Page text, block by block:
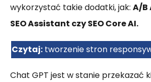
wykorzystać takie dodatki, jak: A/B
SEO Assistant czy SEO Core AI.
Czytaj: tworzenie stron
Chat GPT jest w stanie przekazać